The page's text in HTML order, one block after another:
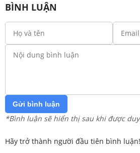
BÌNH LUẬN
Gửi bình luận
*Bình luận sẽ hiển thị sau khi được
Hãy trở thành người đầu tiên bình luận!